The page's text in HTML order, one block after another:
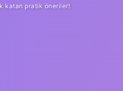
katan pratik öneriler!